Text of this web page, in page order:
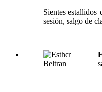
Sientes estallidos
sesión, salgo de